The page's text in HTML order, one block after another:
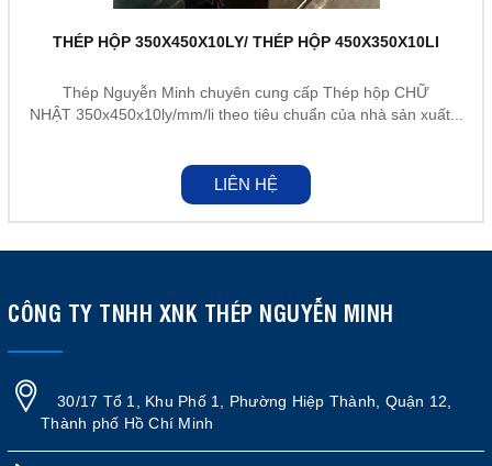
THÉP HỘP 350X450X10LY/ THÉP HỘP 450X350X10LI
Thép Nguyễn Minh chuyên cung cấp Thép hộp CHỮ
NHẬT 350x450x10ly/mm/li theo tiêu chuẩn của nhà sản xuất...
LIÊN HỆ
CÔNG TY TNHH XNK THÉP NGUYỄN MINH
30/17 Tổ 1, Khu Phố 1, Phường Hiệp Thành, Quận 12,
Thành phố Hồ Chí Minh